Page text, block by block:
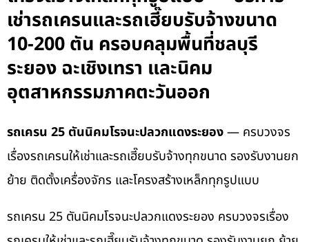
เช่ารถเครนและรถเฮี๊ยบรับจ้างขนาด
10-200 ตัน ครอบคลุมพื้นที่ชลบุรี
ระยอง ฉะเชิงเทรา และนิคม
อุตสาหกรรมภาคตะวันออก
รถเครน 25 ตันนิคมโรจนะปลวกแดงระยอง— ครบวงจร
เรื่องรถเครนให้เช่าและรถเฮี๊ยบรับจ้างทุกขนาด รองรับงานยก
ย้าย ติดตั้งเครื่องจักร และโครงสร้างเหล็กทุกรูปแบบ
รถเครน 25 ตันนิคมโรจนะปลวกแดงระยอง ครบวงจรเรื่อง